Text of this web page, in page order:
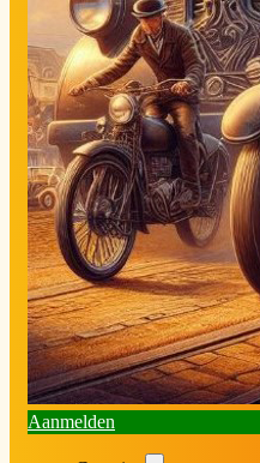
Aanmelden